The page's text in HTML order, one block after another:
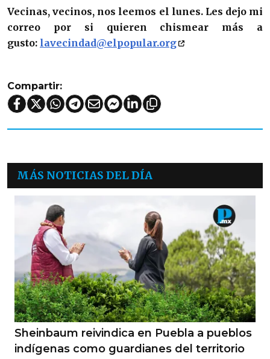
Vecinas, vecinos, nos leemos el lunes. Les dejo mi
correo por si quieren chismear más a
gusto: lavecindad@elpopular.org
Compartir:
MÁS NOTICIAS DEL DÍA
Sheinbaum reivindica en Puebla a pueblos
indígenas como guardianes del territorio